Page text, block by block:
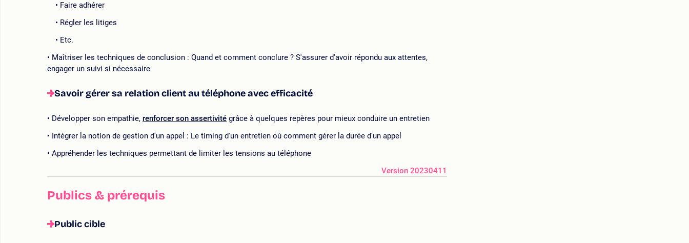
Faire adhérer
Régler les litiges
Etc.
Maîtriser les techniques de conclusion : Quand et comment conclure ? S'assurer d'avoir répondu aux attentes,
engager un suivi si nécessaire
Savoir gérer sa relation client au téléphone avec efficacité
Développer son empathie, renforcer son assertivité grâce à quelques repères pour mieux conduire un entretien
Intégrer la notion de gestion d'un appel : Le timing d'un entretien où comment gérer la durée d'un appel
Appréhender les techniques permettant de limiter les tensions au téléphone
Version 20230411
Publics & prérequis
Public cible